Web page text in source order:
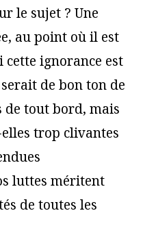
le sujet ? Une
au point où il est
ignorance est
de bon ton de
de tout bord, mais
trop clivantes
luttes méritent
de toutes les